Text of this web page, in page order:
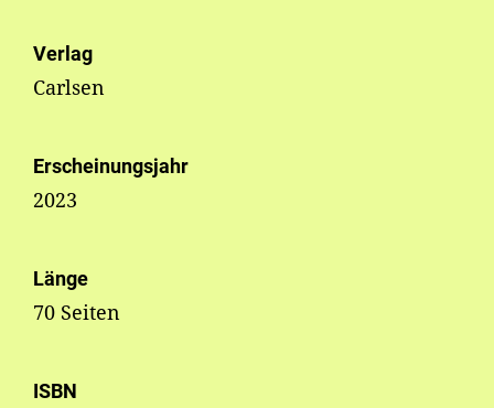
Verlag
Carlsen
Erscheinungsjahr
2023
Länge
70 Seiten
ISBN